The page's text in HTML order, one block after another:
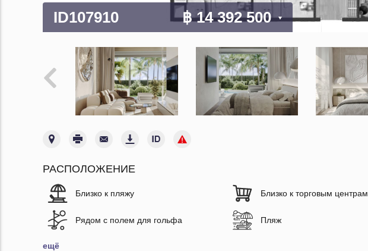
ID107910 ฿ 14 392 500
РАСПОЛОЖЕНИЕ
Близко к пляжу Близко к торговым центрам
Рядом с полем для гольфа Пляж
ещё